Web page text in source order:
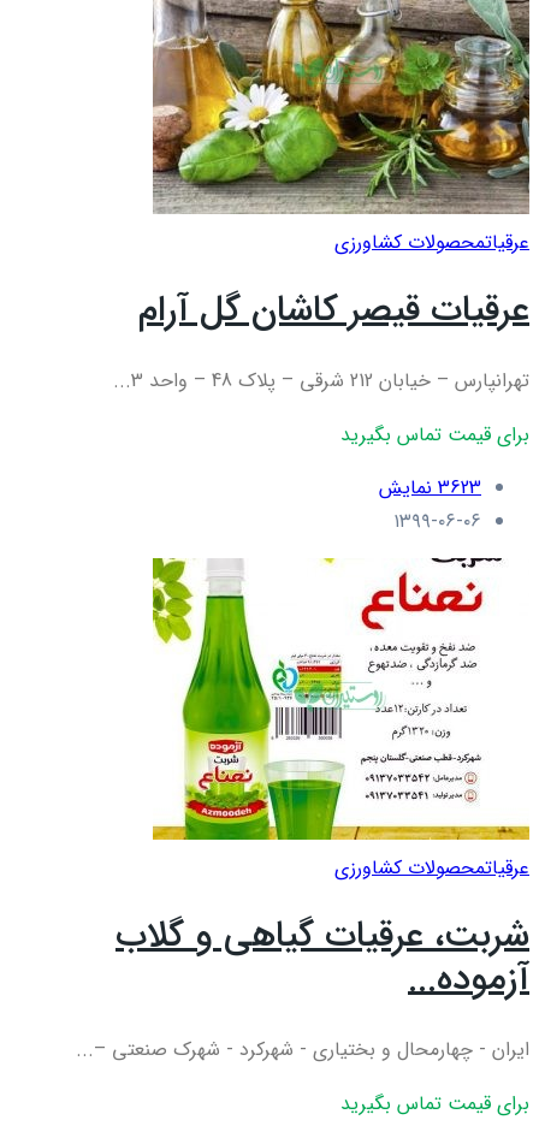
عرقياتمحصولات کشاورزی
عرقیات قیصر کاشان گل آرام
تهرانپارس – خیابان 212 شرقی – پلاک 48 – واحد 3...
برای قیمت تماس بگیرید
3623 نمایش
۱۳۹۹-۰۶-۰۶
عرقياتمحصولات کشاورزی
شربت، عرقیات گیاهی و گلاب
آزموده...
ایران - چهارمحال و بختیاری - شهرکرد - شهرک صنعتی –...
برای قیمت تماس بگیرید